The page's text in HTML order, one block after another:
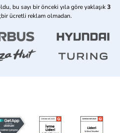
bu sayı bir önceki yıla göre yaklaşık3
ücretli reklam olmadan.